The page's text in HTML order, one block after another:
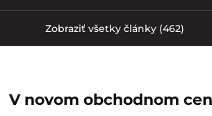
Zobraziť všetky články (462)
V novom obchodnom